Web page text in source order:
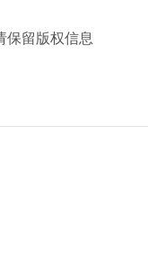
保留版权信息